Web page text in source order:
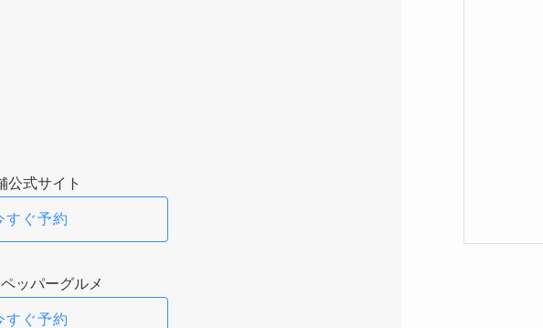
公式サイト
すぐ予約
ッパーグルメ
すぐ予約